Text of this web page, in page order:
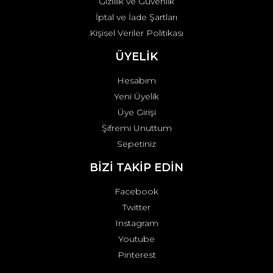
İptal ve İade Şartları
Kişisel Veriler Politikası
ÜYELİK
Hesabım
Yeni Üyelik
Üye Girişi
Şifremi Unuttum
Sepetiniz
BİZİ TAKİP EDİN
Facebook
Twitter
Instagram
Youtube
Pinterest